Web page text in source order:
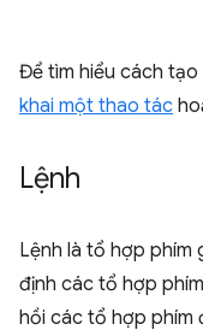
Để tìm hiểu cách
khai một thao tác
Lệnh
Lệnh là tổ hợp phím
định các tổ hợp
hồi các tổ hợp phím